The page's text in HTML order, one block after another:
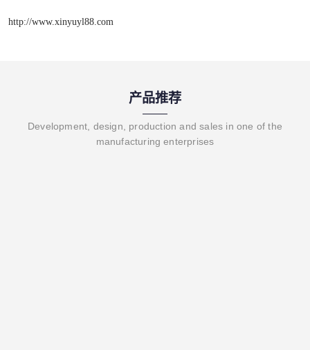
http://www.xinyuyl88.com
产品推荐
Development, design, production and sales in one of the
manufacturing enterprises